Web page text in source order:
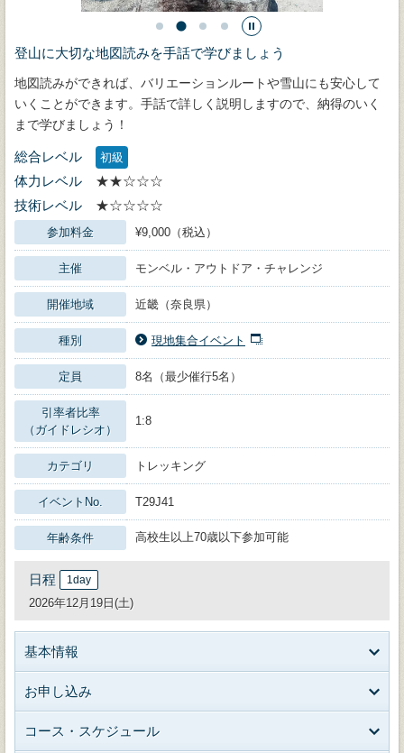
登山に大切な地図読みを手話で学びましょう
地図読みができれば、バリエーションルートや雪山にも安心して
いくことができます。手話で詳しく説明しますので、納得のいく
まで学びましょう！
総合レベル 初級
体力レベル
★★☆☆☆
技術レベル
★☆☆☆☆
参加料金 ¥9,000（税込）
主催 モンベル・アウトドア・チャレンジ
開催地域 近畿（奈良県）
種別 現地集合イベント
定員 8名（最少催行5名）
引率者比率
（ガイドレシオ）
1:8
カテゴリ トレッキング
イベントNo. T29J41
年齢条件 高校生以上70歳以下参加可能
日程 1day
2026年12月19日(土)
基本情報
お申し込み
コース・スケジュール